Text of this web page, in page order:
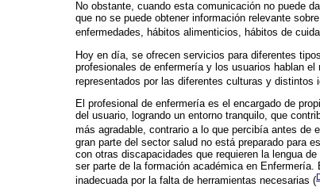
No obstante, cuando esta comunicación no puede
que no se puede obtener información relevante
enfermedades, hábitos alimenticios, hábitos de
Hoy en día, se ofrecen servicios para diferentes
profesionales de enfermería y los usuarios hablan
representados por las diferentes culturas y distintos
El profesional de enfermería es el encargado de
del usuario, logrando un entorno tranquilo, que
más agradable, contrario a lo que percibía antes de
gran parte del sector salud no está preparado para
con otras discapacidades que requieren la lengua
ser parte de la formación académica en
inadecuada por la falta de herramientas necesarias (